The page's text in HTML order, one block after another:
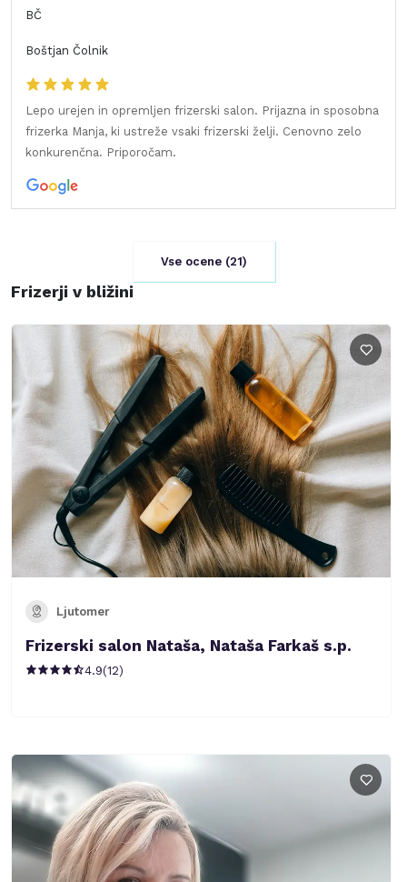
BČ
Boštjan Čolnik
Lepo urejen in opremljen frizerski salon. Prijazna in sposobna
frizerka Manja, ki ustreže vsaki frizerski želji. Cenovno zelo
konkurenčna. Priporočam.
Vse ocene (21)
Frizerji v bližini
Ljutomer
Frizerski salon Nataša, Nataša Farkaš s.p.
4.9(12)